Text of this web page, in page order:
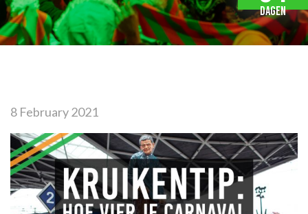
8 February 2021
dagen